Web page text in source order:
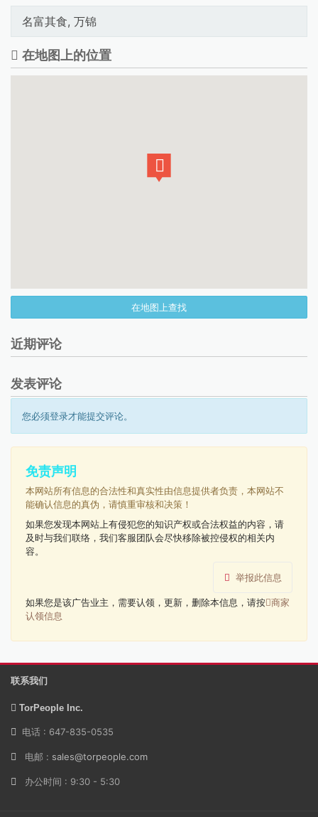
名富其食, 万锦
在地图上的位置
在地图上查找
近期评论
发表评论
您必须登录才能提交评论。
免责声明
本网站所有信息的合法性和真实性由信息提供者负责，本网站不
能确认信息的真伪，请慎重审核和决策！
如果您发现本网站上有侵犯您的知识产权或合法权益的内容，请
及时与我们联络，我们客服团队会尽快移除被控侵权的相关内
容。
举报此信息
如果您是该广告业主，需要认领，更新，删除本信息，请按 商家
认领信息
联系我们
TorPeople Inc.
电话 : 647-835-0535
电邮 : sales@torpeople.com
办公时间 : 9:30 - 5:30